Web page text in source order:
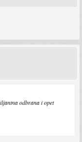
odbrana i opet